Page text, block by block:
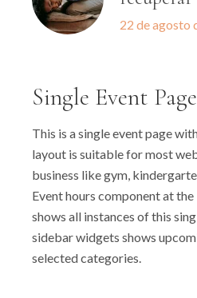
22 de agosto
Single Event Page
This is a single event page
layout is suitable for most
business like gym,
Event hours component at
shows all instances of this
sidebar widgets shows
selected categories.